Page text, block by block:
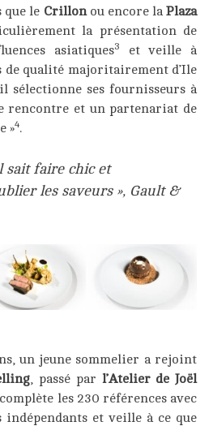
que le Crillon ou encore laPlaza
la présentation de
asiatiques3
et veille à
qualité majoritairement d’Ile
sélectionne ses fournisseurs à
rencontre et un partenariat de
»4.
sait faire chic et
les saveurs », Gault &
un jeune sommelier a rejoint
, passé par l’Atelier de Joël
les 230 références avec
et veille à ce que